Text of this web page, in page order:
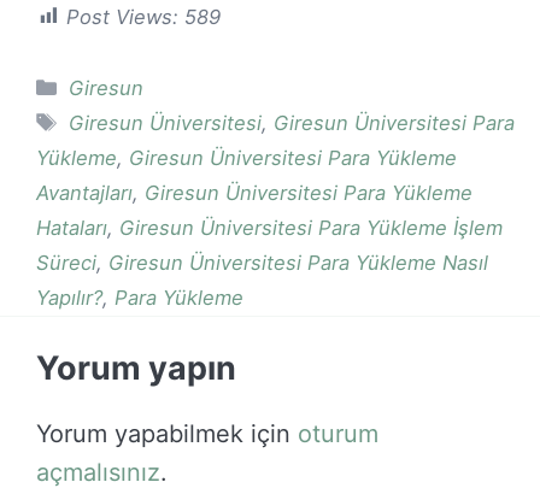
Post Views: 589
Kategoriler
Giresun
Etiketler
Giresun Üniversitesi, Giresun Üniversitesi Para
Yükleme, Giresun Üniversitesi Para Yükleme
Avantajları, Giresun Üniversitesi Para Yükleme
Hataları, Giresun Üniversitesi Para Yükleme İşlem
Süreci, Giresun Üniversitesi Para Yükleme Nasıl
Yapılır?, Para Yükleme
Yorum yapın
Yorum yapabilmek için oturum
açmalısınız.